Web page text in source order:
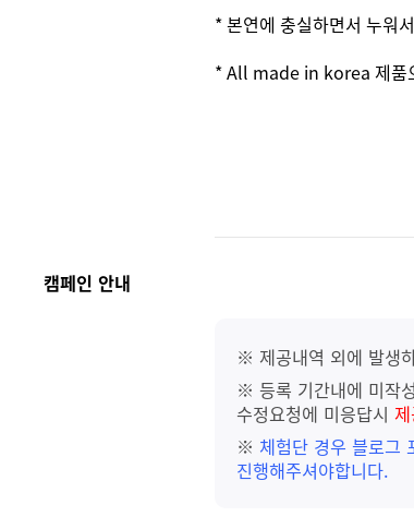
* 본연에 충실하면서 누워
* All made in korea 제품
캠페인 안내
※ 제공내역 외에 발생
※ 등록 기간내에 미작
수정요청에 미응답시
※ 체험단 경우 블로그
진행해주셔야합니다.